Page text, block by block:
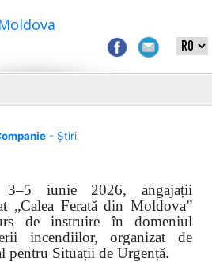
- Știri
3–5 iunie 2026, angajații
„Calea Ferată din Moldova”
de instruire în domeniul
incendiilor, organizat de
pentru Situații de Urgență.